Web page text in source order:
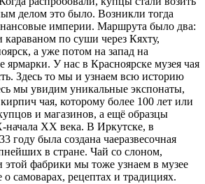
делом это было. Возникли тогда
империи. Маршрута было два:
по суши через Кяхту,
а уже потом на запад на
ярмарки. У нас в Красноярске музея чая
Здесь то мы и узнаем всю историю
мы увидим уникальные экспонаты,
чая, которому более 100 лет или
и магазинов, а ещё образцы
XX века. В Иркутске, в
году была создана чаеразвесочная
в стране. Чай со слоном,
фабрики мы тоже узнаем в музее
о самоварах, рецептах и традициях.